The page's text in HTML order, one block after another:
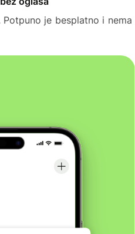
Potpuno je besplatno i nema